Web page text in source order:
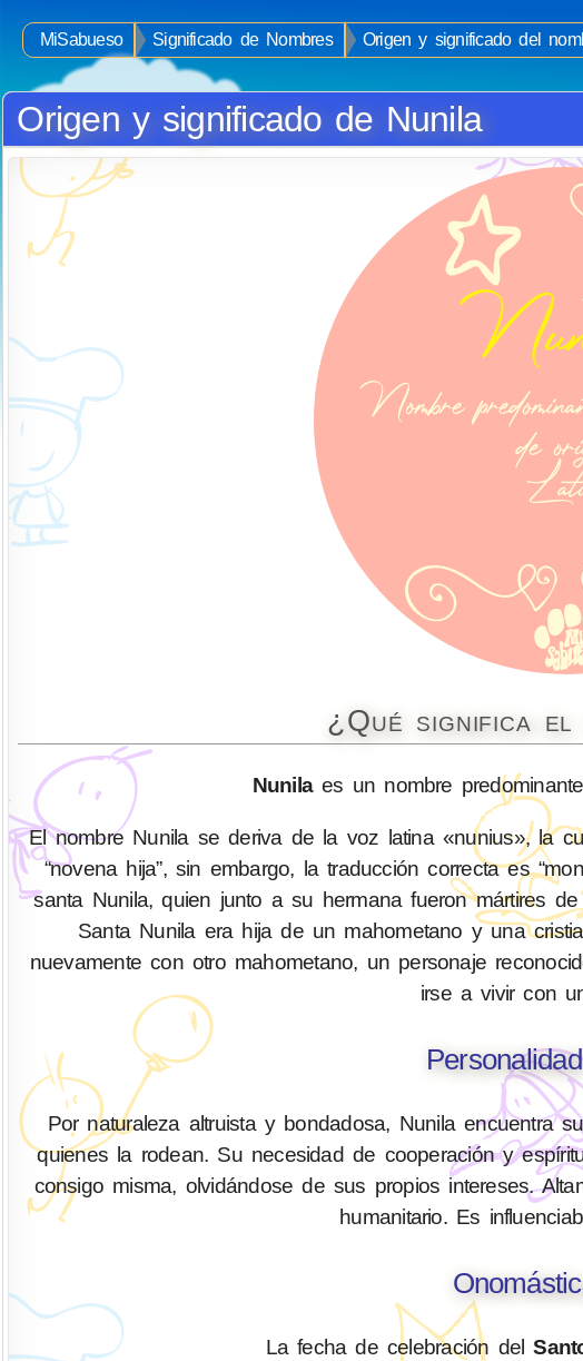
MiSabueso Significado de Nombres
Origen y significado del
Origen y significado de Nunila
¿Qué significa el
Nunilaes un nombre
El nombre Nunila se deriva de la voz latina «nunius», la
“novena hija”, sin embargo, la traducción correcta es
santa Nunila, quien junto a su hermana fueron mártires
Santa Nunila era hija de un mahometano y una
nuevamente con otro mahometano, un personaje
irse a vivir con
Por naturaleza altruista y bondadosa, Nunila encuentra
quienes la rodean. Su necesidad de cooperación y
consigo misma, olvidándose de sus propios intereses.
humanitario. Es
La fecha de celebración del